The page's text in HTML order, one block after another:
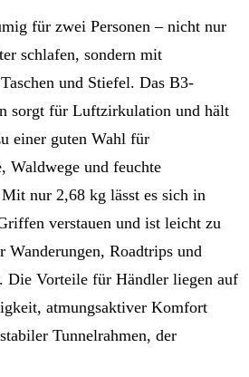
für zwei Personen – nicht nur
schlafen, sondern mit
und Stiefel. Das B3-
sorgt für Luftzirkulation und hält
einer guten Wahl für
Waldwege und feuchte
nur 2,68 kg lässt es sich in
verstauen und ist leicht zu
Wanderungen, Roadtrips und
Die Vorteile für Händler liegen auf
atmungsaktiver Komfort
Tunnelrahmen, der